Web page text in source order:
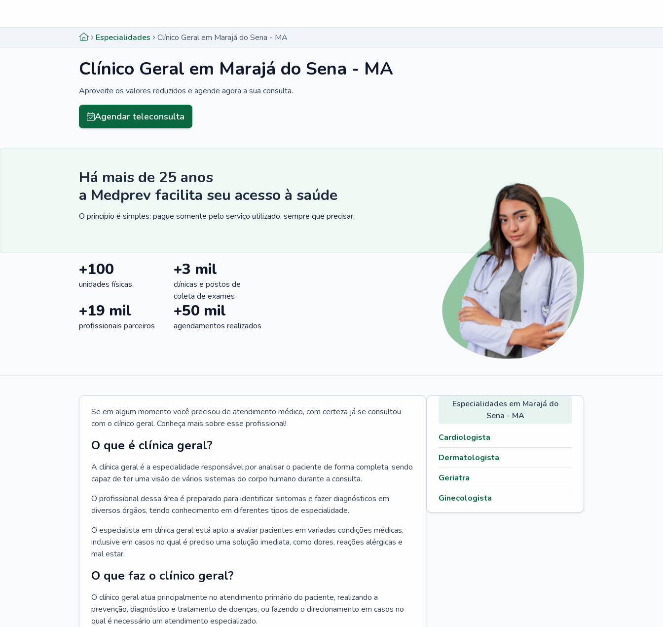
Especialidades Clínico Geral em Marajá do Sena - MA
Clínico Geral em Marajá do Sena - MA
Aproveite os valores reduzidos e agende agora a sua consulta.
Agendar teleconsulta
Há mais de 25 anos
a Medprev facilita seu acesso à saúde
O princípio é simples: pague somente pelo serviço utilizado, sempre que precisar.
+100
unidades físicas
+3 mil
clínicas e postos de
coleta de exames
+19 mil
profissionais parceiros
+50 mil
agendamentos realizados
Se em algum momento você precisou de atendimento médico, com certeza já se consultou
com o clínico geral. Conheça mais sobre esse profissional!
O que é clínica geral?
A clínica geral é a especialidade responsável por analisar o paciente de forma completa, sendo
capaz de ter uma visão de vários sistemas do corpo humano durante a consulta.
O profissional dessa área é preparado para identificar sintomas e fazer diagnósticos em
diversos órgãos, tendo conhecimento em diferentes tipos de especialidade.
O especialista em clínica geral está apto a avaliar pacientes em variadas condições médicas,
inclusive em casos no qual é preciso uma solução imediata, como dores, reações alérgicas e
mal estar.
O que faz o clínico geral?
O clínico geral atua principalmente no atendimento primário do paciente, realizando a
prevenção, diagnóstico e tratamento de doenças, ou fazendo o direcionamento em casos no
qual é necessário um atendimento especializado.
Especialidades em Marajá do
Sena - MA
Cardiologista
Dermatologista
Geriatra
Ginecologista